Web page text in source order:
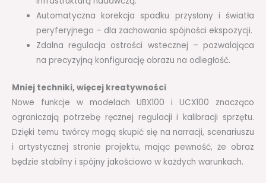
Automatyczna korekcja spadku przysłony i światła
peryferyjnego – dla zachowania spójności ekspozycji.
Zdalna regulacja ostrości wstecznej – pozwalająca
na precyzyjną konfigurację obrazu na odległość.
Mniej techniki, więcej kreatywności
Nowe funkcje w modelach UBX100 i UCX100 znacząco
ograniczają potrzebę ręcznej regulacji i kalibracji sprzętu.
Dzięki temu twórcy mogą skupić się na narracji, scenariuszu
i artystycznej stronie projektu, mając pewność, że obraz
będzie stabilny i spójny jakościowo w każdych warunkach.